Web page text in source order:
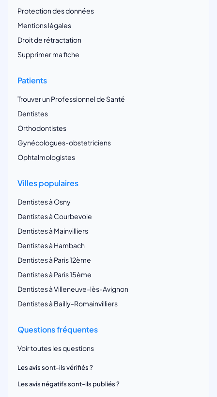
Protection des données
Mentions légales
Droit de rétractation
Supprimer ma fiche
Patients
Trouver un Professionnel de Santé
Dentistes
Orthodontistes
Gynécologues-obstetriciens
Ophtalmologistes
Villes populaires
Dentistes à Osny
Dentistes à Courbevoie
Dentistes à Mainvilliers
Dentistes à Hambach
Dentistes à Paris 12ème
Dentistes à Paris 15ème
Dentistes à Villeneuve-lès-Avignon
Dentistes à Bailly-Romainvilliers
Questions fréquentes
Voir toutes les questions
Les avis sont-ils vérifiés ?
Les avis négatifs sont-ils publiés ?